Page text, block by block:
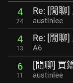
4
24
Re: [閒聊
austinlee
4
13
Re: [閒聊
A6
6
11
[閒聊] 買
austinlee